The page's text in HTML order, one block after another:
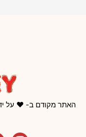
האתר מקודם ב- ❤️ על